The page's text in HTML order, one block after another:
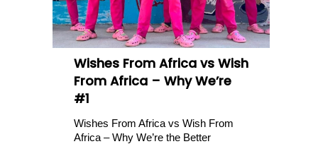
Wishes From Africa vs Wish
From Africa – Why We’re
#1
Wishes From Africa vs Wish From
Africa – Why We’re the Better